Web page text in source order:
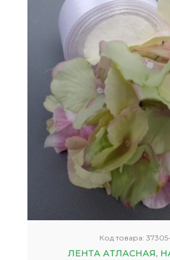
Код товара:
ЛЕНТА АТЛАСНАЯ,